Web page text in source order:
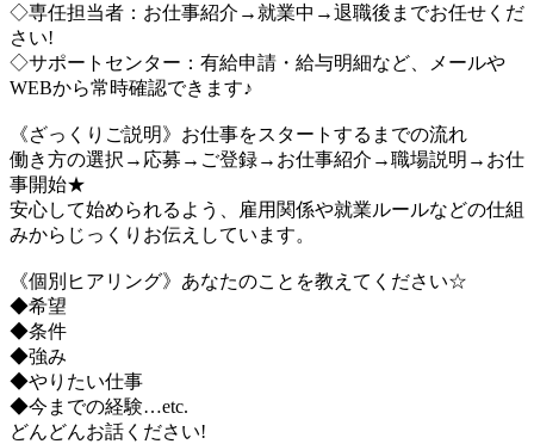
◇専任担当者：お仕事紹介→就業中→退職後までお任せくだ
さい!
◇サポートセンター：有給申請・給与明細など、メールや
WEBから常時確認できます♪
《ざっくりご説明》お仕事をスタートするまでの流れ
働き方の選択→応募→ご登録→お仕事紹介→職場説明→お仕
事開始★
安心して始められるよう、雇用関係や就業ルールなどの仕組
みからじっくりお伝えしています。
《個別ヒアリング》あなたのことを教えてください☆
◆希望
◆条件
◆強み
◆やりたい仕事
◆今までの経験…etc.
どんどんお話ください!